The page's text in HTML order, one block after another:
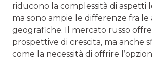
riducono la complessità di aspetti
ma sono ampie le differenze fra le
geografiche. Il mercato russo
prospettive di crescita, ma anche
come la necessità di offrire